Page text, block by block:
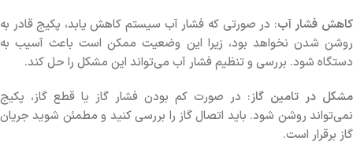
کاهش فشار آب: در صورتی که فشار آب سیستم کاهش یابد، پکیج قادر به
روشن شدن نخواهد بود، زیرا این وضعیت ممکن است باعث آسیب به
دستگاه شود. بررسی و تنظیم فشار آب می‌تواند این مشکل را حل کند.
مشکل در تامین گاز: در صورت کم بودن فشار گاز یا قطع گاز، پکیج
نمی‌تواند روشن شود. باید اتصال گاز را بررسی کنید و مطمئن شوید جریان
گاز برقرار است.